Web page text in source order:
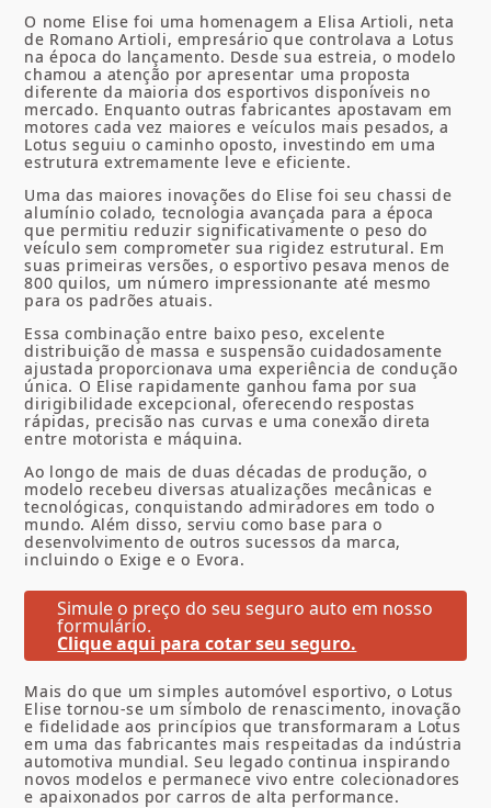
O nome Elise foi uma homenagem a Elisa Artioli, neta
de Romano Artioli, empresário que controlava a Lotus
na época do lançamento. Desde sua estreia, o modelo
chamou a atenção por apresentar uma proposta
diferente da maioria dos esportivos disponíveis no
mercado. Enquanto outras fabricantes apostavam em
motores cada vez maiores e veículos mais pesados, a
Lotus seguiu o caminho oposto, investindo em uma
estrutura extremamente leve e eficiente.
Uma das maiores inovações do Elise foi seu chassi de
alumínio colado, tecnologia avançada para a época
que permitiu reduzir significativamente o peso do
veículo sem comprometer sua rigidez estrutural. Em
suas primeiras versões, o esportivo pesava menos de
800 quilos, um número impressionante até mesmo
para os padrões atuais.
Essa combinação entre baixo peso, excelente
distribuição de massa e suspensão cuidadosamente
ajustada proporcionava uma experiência de condução
única. O Elise rapidamente ganhou fama por sua
dirigibilidade excepcional, oferecendo respostas
rápidas, precisão nas curvas e uma conexão direta
entre motorista e máquina.
Ao longo de mais de duas décadas de produção, o
modelo recebeu diversas atualizações mecânicas e
tecnológicas, conquistando admiradores em todo o
mundo. Além disso, serviu como base para o
desenvolvimento de outros sucessos da marca,
incluindo o Exige e o Evora.
Simule o preço do seu seguro auto em nosso
formulário.
Clique aqui para cotar seu seguro.
Mais do que um simples automóvel esportivo, o Lotus
Elise tornou-se um símbolo de renascimento, inovação
e fidelidade aos princípios que transformaram a Lotus
em uma das fabricantes mais respeitadas da indústria
automotiva mundial. Seu legado continua inspirando
novos modelos e permanece vivo entre colecionadores
e apaixonados por carros de alta performance.